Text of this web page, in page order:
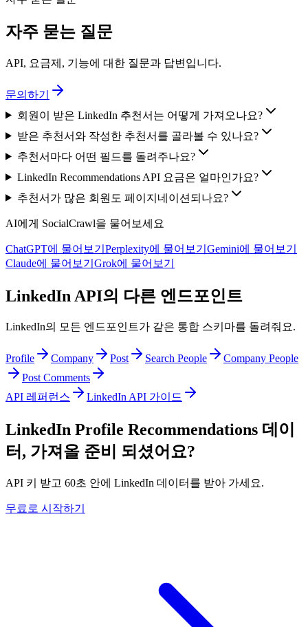
자주 묻는 질문
API, 요금제, 기능에 대한 질문과 답변입니다.
문의하기
회원이 받은 LinkedIn 추천서는 어떻게 가져오나요?
받은 추천서와 작성한 추천서를 골라볼 수 있나요?
추천서마다 어떤 필드를 돌려주나요?
LinkedIn Recommendations API 요금은 얼마인가요?
추천서가 많은 회원도 페이지네이션되나요?
AI에게 SocialCrawl을 물어보세요
ChatGPT에 물어보기 Perplexity에 물어보기 Gemini에 물어보기
Claude에 물어보기 Grok에 물어보기
LinkedIn API의 다른 엔드포인트
LinkedIn의 모든 엔드포인트가 같은 통합 스키마를 돌려줘요.
Profile Company Post Search People
Company People
Post Comments
API 레퍼런스
LinkedIn API 가이드
LinkedIn Profile Recommendations 데이
터, 가져올 준비 되셨어요?
API 키 받고 60초 안에 LinkedIn 데이터를 받아 가세요.
무료로 시작하기